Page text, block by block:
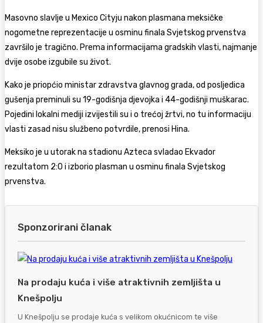
Masovno slavlje u Mexico Cityju nakon plasmana meksičke
nogometne reprezentacije u osminu finala Svjetskog prvenstva
završilo je tragično. Prema informacijama gradskih vlasti, najmanje
dvije osobe izgubile su život.
Kako je priopćio ministar zdravstva glavnog grada, od posljedica
gušenja preminuli su 19-godišnja djevojka i 44-godišnji muškarac.
Pojedini lokalni mediji izvijestili su i o trećoj žrtvi, no tu informaciju
vlasti zasad nisu službeno potvrdile, prenosi Hina.
Meksiko je u utorak na stadionu Azteca svladao Ekvador
rezultatom 2:0 i izborio plasman u osminu finala Svjetskog
prvenstva.
Sponzorirani članak
Na prodaju kuća i više atraktivnih zemljišta u
Knešpolju
U Knešpolju se prodaje kuća s velikom okućnicom te više